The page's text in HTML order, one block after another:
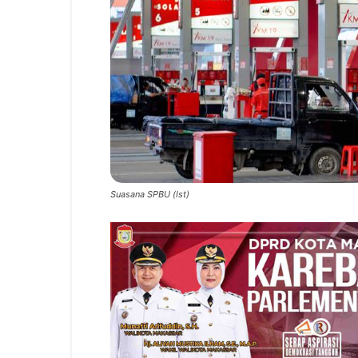
Suasana SPBU (Ist)